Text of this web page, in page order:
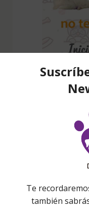
Configura nuestro
vez que entres a hacer
Amazon desde ahí, tu